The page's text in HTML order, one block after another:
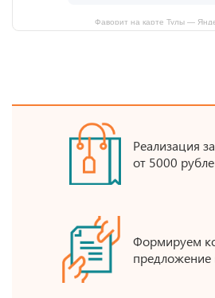
Фаворит на карте Тулы —
Реализация
от 5000
Формируем
предложение